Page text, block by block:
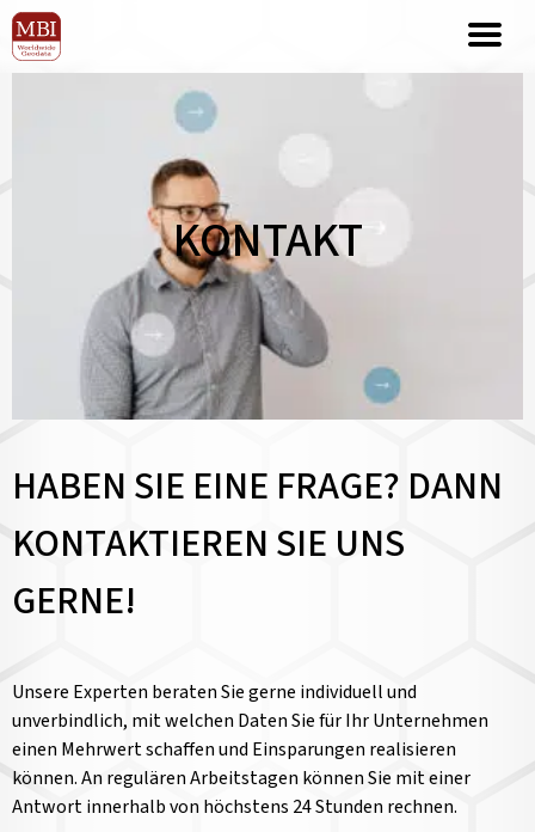
KONTAKT
HABEN SIE EINE FRAGE? DANN
KONTAKTIEREN SIE UNS
GERNE!
Unsere Experten beraten Sie gerne individuell und
unverbindlich, mit welchen Daten Sie für Ihr Unternehmen
einen Mehrwert schaffen und Einsparungen realisieren
können. An regulären Arbeitstagen können Sie mit einer
Antwort innerhalb von höchstens 24 Stunden rechnen.